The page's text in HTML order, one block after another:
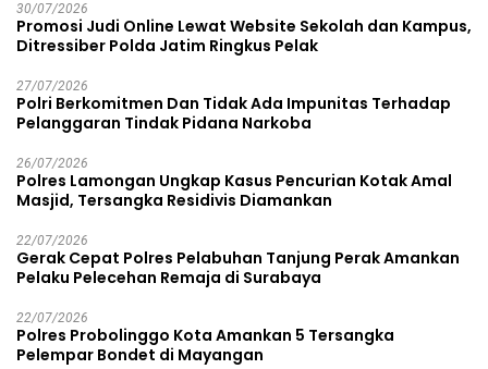
30/07/2026
Promosi Judi Online Lewat Website Sekolah dan Kampus,
Ditressiber Polda Jatim Ringkus Pelak
27/07/2026
Polri Berkomitmen Dan Tidak Ada Impunitas Terhadap
Pelanggaran Tindak Pidana Narkoba
26/07/2026
Polres Lamongan Ungkap Kasus Pencurian Kotak Amal
Masjid, Tersangka Residivis Diamankan
22/07/2026
Gerak Cepat Polres Pelabuhan Tanjung Perak Amankan
Pelaku Pelecehan Remaja di Surabaya
22/07/2026
Polres Probolinggo Kota Amankan 5 Tersangka
Pelempar Bondet di Mayangan